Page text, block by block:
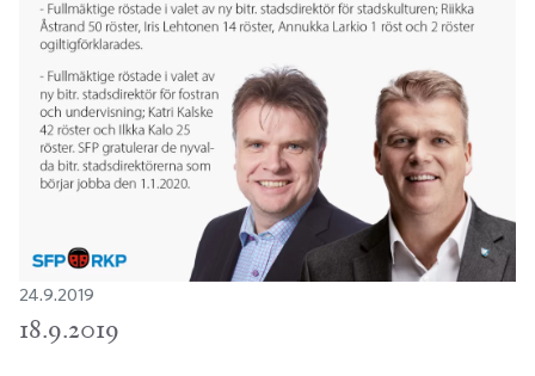
24.9.2019
18.9.2019